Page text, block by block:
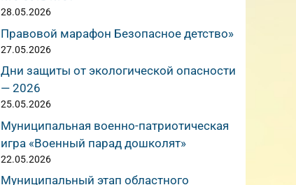
28.05.2026
Правовой марафон Безопасное детство»
27.05.2026
Дни защиты от экологической опасности
— 2026
25.05.2026
Муниципальная военно-патриотическая
игра «Военный парад дошколят»
22.05.2026
Муниципальный этап областного